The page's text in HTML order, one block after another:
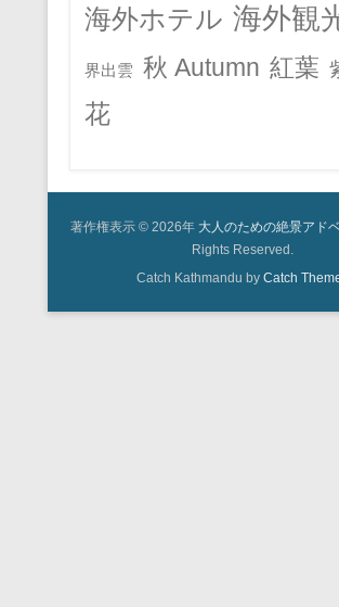
海外ホテル 海外観
界出雲 秋 Autumn 紅葉
花
著作権表示 © 2026年 大人のための絶景アド
Rights Reserved.
Catch Kathmandu by Catch